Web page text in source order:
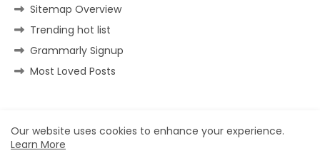
Sitemap Overview
Trending hot list
Grammarly Signup
Most Loved Posts
Home Contact us Privacy Policy
Our website uses cookies to enhance your experience.
Learn More